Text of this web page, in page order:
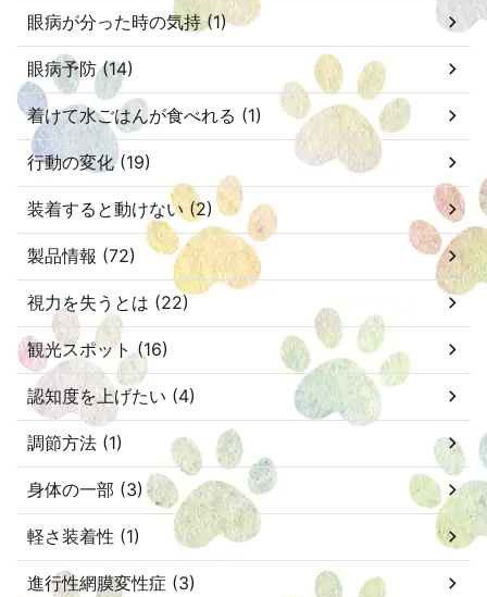
眼病が分った時の気持 (1)
眼病予防 (14)
着けて水ごはんが食べれる (1)
行動の変化 (19)
装着すると動けない (2)
製品情報 (72)
視力を失うとは (22)
観光スポット (16)
認知度を上げたい (4)
調節方法 (1)
身体の一部 (3)
軽さ装着性 (1)
進行性網膜変性症 (3)